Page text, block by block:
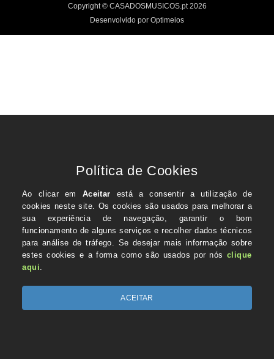
Copyright © CASADOSMUSICOS.pt 2026
Desenvolvido por Optimeios